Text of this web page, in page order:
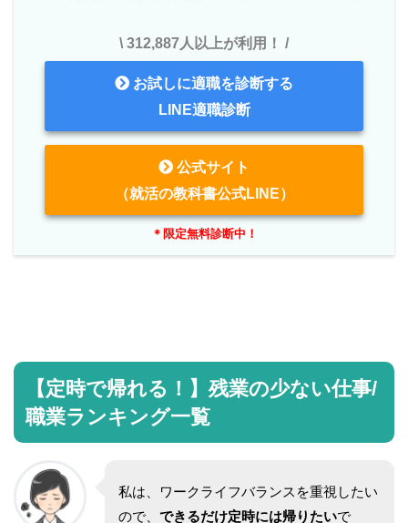
\ 312,887人以上が利用！ /
お試しに適職を診断する
LINE適職診断
公式サイト
（就活の教科書公式LINE）
＊限定無料診断中！
【定時で帰れる！】残業の少ない仕事/
職業ランキング一覧
私は、ワークライフバランスを重視したい
ので、 できるだけ定時には帰りたいで